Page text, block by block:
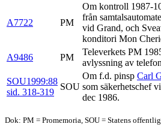
A7722 PM
Om kontroll 1987-
från
vid Grand, och
konditori Mon
A9486
PM
Televerkets PM
avlyssning av
SOU1999:88
sid. 318-319
SOU
Om f.d. pinsp Carl
som säkerhetschef
dec 1986.
Dok: PM = Promemoria, SOU = Statens